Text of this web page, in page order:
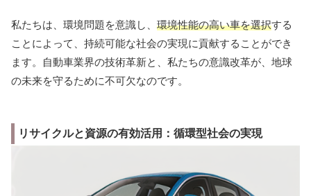
私たちは、環境問題を意識し、 環境性能の高い車を選択する
ことによって、持続可能な社会の実現に貢献することができ
ます。自動車業界の技術革新と、私たちの意識改革が、地球
の未来を守るために不可欠なのです。
リサイクルと資源の有効活用：循環型社会の実現